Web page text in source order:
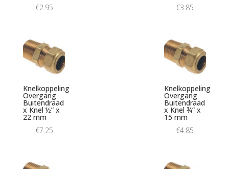
€2.95
€3.85
Knelkoppeling
Overgang
Buitendraad
x Knel ½” x
22 mm
€7.25
Knelkoppeling
Overgang
Buitendraad
x Knel ¾” x
15 mm
€4.85